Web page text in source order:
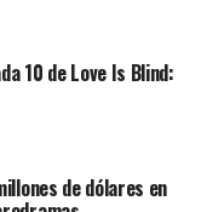
10 de Love Is Blind:
de dólares en